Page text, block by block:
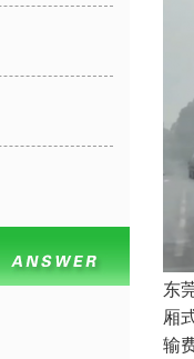
东
厢
输